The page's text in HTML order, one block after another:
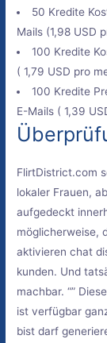
50 Kredite
Mails (1,98 USD
100 Kredite
( 1,79 USD pro
100 Kredite
E-Mails ( 1,39
FlirtDistrict.com
lokaler Frauen,
aufgedeckt
möglicherweise,
aktivieren chat
kunden. Und
machbar. “”
ist verfügbar
bist darf